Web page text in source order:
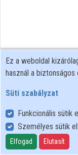
Felhasználói szabályzat
Adatkezelési tájékoztató
Süti szabályzat
Ez a weboldal
használ a
Süti szabályzat
Funkcionális sütik
Személyes sütik
Elfogad Elutasít